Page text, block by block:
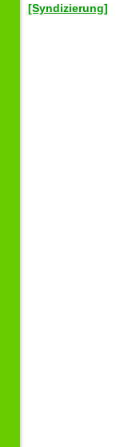
[Syndizierung]